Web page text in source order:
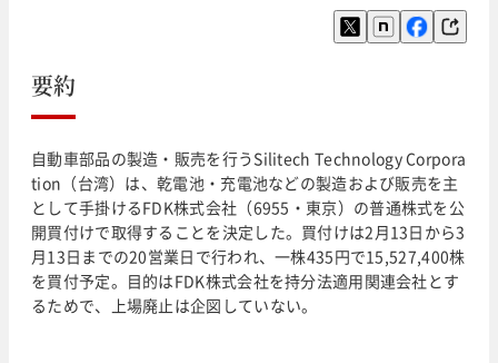
要約
自動車部品の製造・販売を行うSilitech Technology Corpora
tion（台湾）は、乾電池・充電池などの製造および販売を主
として手掛けるFDK株式会社（6955・東京）の普通株式を公
開買付けで取得することを決定した。買付けは2月13日から3
月13日までの20営業日で行われ、一株435円で15,527,400株
を買付予定。目的はFDK株式会社を持分法適用関連会社とす
るためで、上場廃止は企図していない。